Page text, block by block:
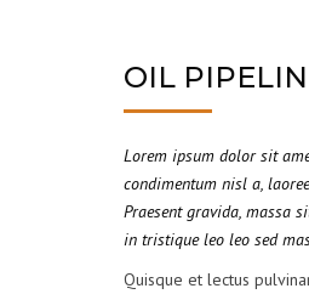
OIL
Lorem ipsum dolor sit
condimentum nisl a,
Praesent gravida, massa
in tristique leo leo sed
Quisque et lectus